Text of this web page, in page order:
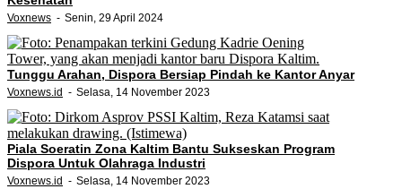
Voxnews Senin, 29 April 2024
Tunggu Arahan, Dispora Bersiap Pindah ke Kantor Anyar
Voxnews.id Selasa, 14 November 2023
Piala Soeratin Zona Kaltim Bantu Sukseskan Program
Dispora Untuk Olahraga Industri
Voxnews.id Selasa, 14 November 2023